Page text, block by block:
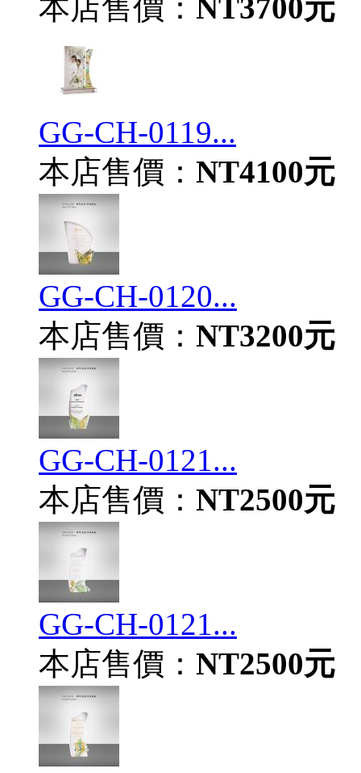
本店售價： NT3700元
GG-CH-0119...
本店售價： NT4100元
GG-CH-0120...
本店售價： NT3200元
GG-CH-0121...
本店售價： NT2500元
GG-CH-0121...
本店售價： NT2500元